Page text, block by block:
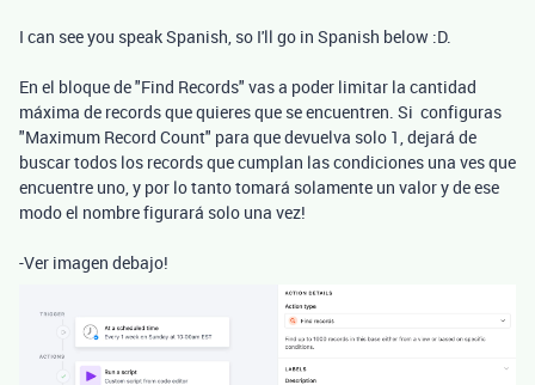
I can see you speak Spanish, so I'll go in Spanish below :D.
En el bloque de "Find Records" vas a poder limitar la cantidad
máxima de records que quieres que se encuentren. Si configuras
"Maximum Record Count" para que devuelva solo 1, dejará de
buscar todos los records que cumplan las condiciones una ves que
encuentre uno, y por lo tanto tomará solamente un valor y de ese
modo el nombre figurará solo una vez!
-Ver imagen debajo!